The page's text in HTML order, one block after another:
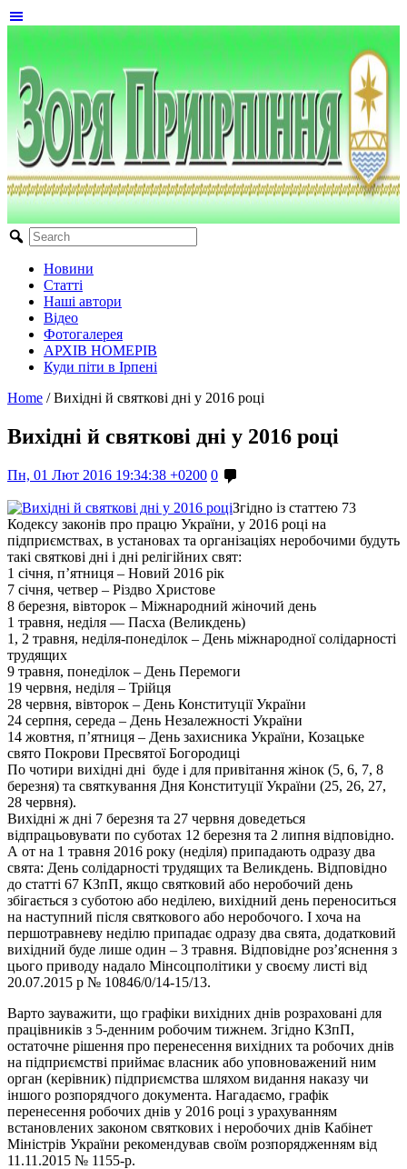
Новини
Статті
Наші автори
Відео
Фотогалерея
АРХІВ НОМЕРІВ
Куди піти в Ірпені
Home / Вихідні й святкові дні у 2016 році
Вихідні й святкові дні у 2016 році
Пн, 01 Лют 2016 19:34:38 +0200 0
Згідно із статтею 73
Кодексу законів про працю України, у 2016 році на
підприємствах, в установах та організаціях неробочими будуть
такі святкові дні і дні релігійних свят:
1 січня, п’ятниця – Новий 2016 рік
7 січня, четвер – Різдво Христове
8 березня, вівторок – Міжнародний жіночий день
1 травня, неділя — Пасха (Великдень)
1, 2 травня, неділя-понеділок – День міжнародної солідарності
трудящих
9 травня, понеділок – День Перемоги
19 червня, неділя – Трійця
28 червня, вівторок – День Конституції України
24 серпня, середа – День Незалежності України
14 жовтня, п’ятниця – День захисника України, Козацьке
свято Покрови Пресвятої Богородиці
По чотири вихідні дні буде і для привітання жінок (5, 6, 7, 8
березня) та святкування Дня Конституції України (25, 26, 27,
28 червня).
Вихідні ж дні 7 березня та 27 червня доведеться
відпрацьовувати по суботах 12 березня та 2 липня відповідно.
А от на 1 травня 2016 року (неділя) припадають одразу два
свята: День солідарності трудящих та Великдень. Відповідно
до статті 67 КЗпП, якщо святковий або неробочий день
збігається з суботою або неділею, вихідний день переноситься
на наступний після святкового або неробочого. І хоча на
першотравневу неділю припадає одразу два свята, додатковий
вихідний буде лише один – 3 травня. Відповідне роз’яснення з
цього приводу надало Мінсоцполітики у своєму листі від
20.07.2015 р № 10846/0/14-15/13.
Варто зауважити, що графіки вихідних днів розраховані для
працівників з 5-денним робочим тижнем. Згідно КЗпП,
остаточне рішення про перенесення вихідних та робочих днів
на підприємстві приймає власник або уповноважений ним
орган (керівник) підприємства шляхом видання наказу чи
іншого розпорядчого документа. Нагадаємо, графік
перенесення робочих днів у 2016 році з урахуванням
встановлених законом святкових і неробочих днів Кабінет
Міністрів України рекомендував своїм розпорядженням від
11.11.2015 № 1155-р.